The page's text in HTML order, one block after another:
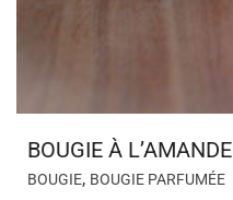
BOUGIE À L’AMANDE
BOUGIE, BOUGIE PARFUMÉE